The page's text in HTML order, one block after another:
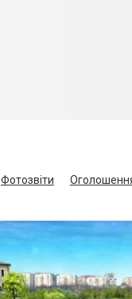
Фотозвіти